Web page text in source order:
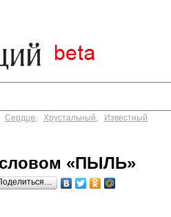
Сердце, Хрустальный, Известный
«ПЫЛЬ»